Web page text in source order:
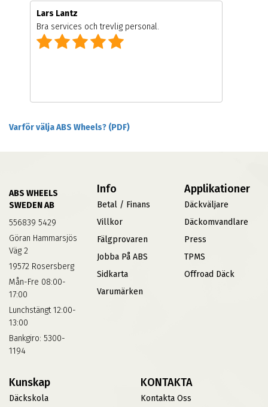
Lars Lantz
Bra services och trevlig personal.
Varför välja ABS Wheels? (PDF)
ABS WHEELS
SWEDEN AB
556839 5429
Göran Hammarsjös
Väg 2
19572 Rosersberg
Mån-Fre 08:00-
17:00
Lunchstängt 12:00-
13:00
Bankgiro: 5300-
1194
Info
Betal / Finans
Villkor
Fälgprovaren
Jobba På ABS
Sidkarta
Varumärken
Applikationer
Däckväljare
Däckomvandlare
Press
TPMS
Offroad Däck
Kunskap
Däckskola
KONTAKTA
Kontakta Oss